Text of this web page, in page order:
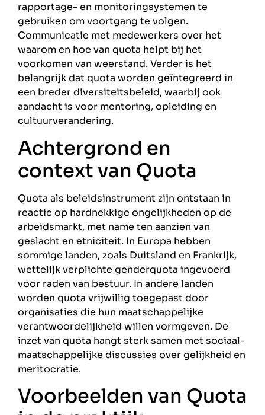
rapportage- en monitoringsystemen te
gebruiken om voortgang te volgen.
Communicatie met medewerkers over het
waarom en hoe van quota helpt bij het
voorkomen van weerstand. Verder is het
belangrijk dat quota worden geïntegreerd in
een breder diversiteitsbeleid, waarbij ook
aandacht is voor mentoring, opleiding en
cultuurverandering.
Achtergrond en
context van Quota
Quota als beleidsinstrument zijn ontstaan in
reactie op hardnekkige ongelijkheden op de
arbeidsmarkt, met name ten aanzien van
geslacht en etniciteit. In Europa hebben
sommige landen, zoals Duitsland en Frankrijk,
wettelijk verplichte genderquota ingevoerd
voor raden van bestuur. In andere landen
worden quota vrijwillig toegepast door
organisaties die hun maatschappelijke
verantwoordelijkheid willen vormgeven. De
inzet van quota hangt sterk samen met sociaal-
maatschappelijke discussies over gelijkheid en
meritocratie.
Voorbeelden van Quota